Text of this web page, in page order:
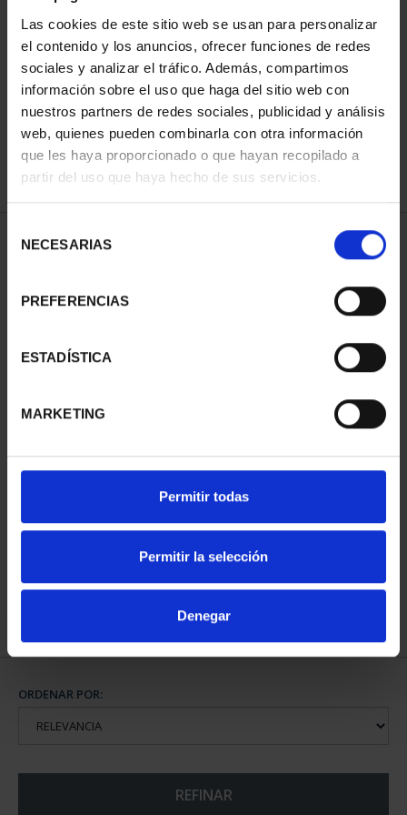
Las cookies de este sitio web se usan para personalizar
el contenido y los anuncios, ofrecer funciones de redes
sociales y analizar el tráfico. Además, compartimos
información sobre el uso que haga del sitio web con
nuestros partners de redes sociales, publicidad y análisis
web, quienes pueden combinarla con otra información
que les haya proporcionado o que hayan recopilado a
partir del uso que haya hecho de sus servicios.
NECESARIAS
PREFERENCIAS
ESTADÍSTICA
MARKETING
Permitir todas
Permitir la selección
Denegar
ORDENAR POR:
REFINAR
1 Productos encontrados
PROVINCIA COLECCION
COMPLET...
ORDENAR POR:
REFINAR